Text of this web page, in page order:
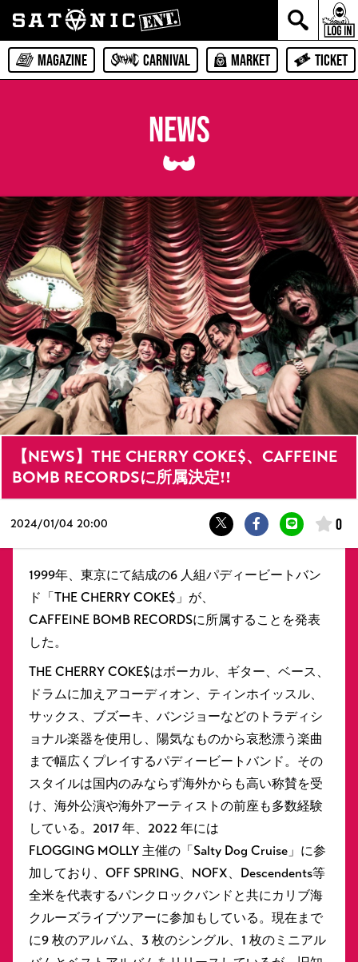
MAGAZINE CARNIVAL MARKET TICKET
NEWS
【NEWS】THE CHERRY COKE$、CAFFEINE
BOMB RECORDSに所属決定!!
2024/01/04 20:00 0
1999年、東京にて結成の6 人組パディービートバン
ド「THE CHERRY COKE$」が、
CAFFEINE BOMB RECORDSに所属することを発表
した。
THE CHERRY COKE$はボーカル、ギター、ベース、
ドラムに加えアコーディオン、ティンホイッスル、
サックス、ブズーキ、バンジョーなどのトラディシ
ョナル楽器を使用し、陽気なものから哀愁漂う楽曲
まで幅広くプレイするパディービートバンド。その
スタイルは国内のみならず海外からも高い称賛を受
け、海外公演や海外アーティストの前座も多数経験
している。2017 年、2022 年には
FLOGGING MOLLY 主催の「Salty Dog Cruise」に参
加しており、OFF SPRING、NOFX、Descendents等
全米を代表するパンクロックバンドと共にカリブ海
クルーズライブツアーに参加もしている。現在まで
に9 枚のアルバム、3 枚のシングル、1 枚のミニアル